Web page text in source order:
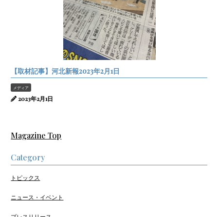
【取材記事】河北新報2023年2月1日
メディア
2023年2月1日
Magazine Top
Category
トピックス
ニュース・イベント